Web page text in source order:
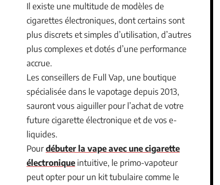
Il existe une multitude de modèles de
cigarettes électroniques, dont certains sont
plus discrets et simples d’utilisation, d’autres
plus complexes et dotés d’une performance
accrue.
Les conseillers de Full Vap, une boutique
spécialisée dans le vapotage depuis 2013,
sauront vous aiguiller pour l’achat de votre
future cigarette électronique et de vos e-
liquides.
Pourdébuter la vape avec une cigarette
électronique intuitive, le primo-vapoteur
peut opter pour un kit tubulaire comme le